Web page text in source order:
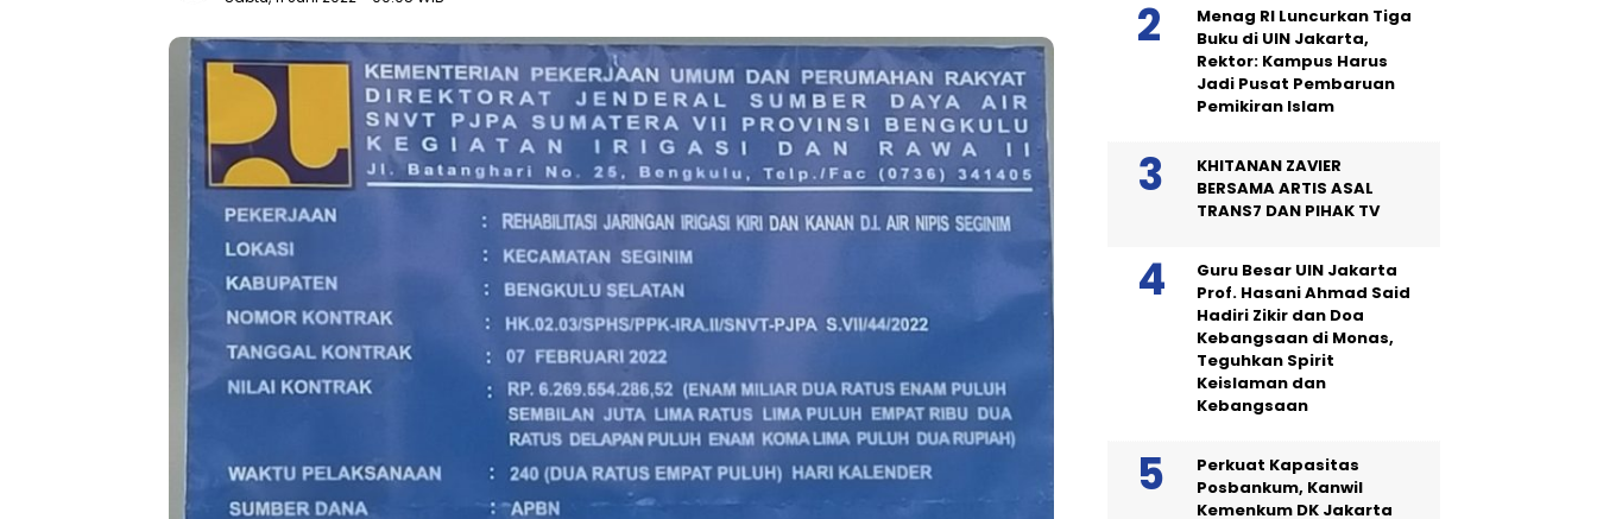
Menag RI Luncurkan Tiga
Buku di UIN Jakarta,
Rektor: Kampus Harus
Jadi Pusat Pembaruan
Pemikiran Islam
KHITANAN ZAVIER
BERSAMA ARTIS ASAL
TRANS7 DAN PIHAK TV
Guru Besar UIN Jakarta
Prof. Hasani Ahmad Said
Hadiri Zikir dan Doa
Kebangsaan di Monas,
Teguhkan Spirit
Keislaman dan
Kebangsaan
Perkuat Kapasitas
Posbankum, Kanwil
Kemenkum DK Jakarta